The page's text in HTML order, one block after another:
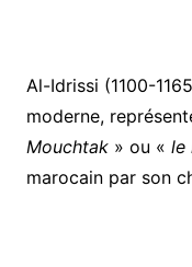
Al-Idrissi (1100-
moderne,
Mouchtak» ou « le
marocain par son